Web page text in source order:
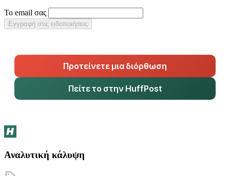
Το email σας
Εγγραφή στις ειδοποιήσεις
Προτείνετε μια διόρθωση
Πείτε το στην HuffPost
Αναλυτική κάλυψη